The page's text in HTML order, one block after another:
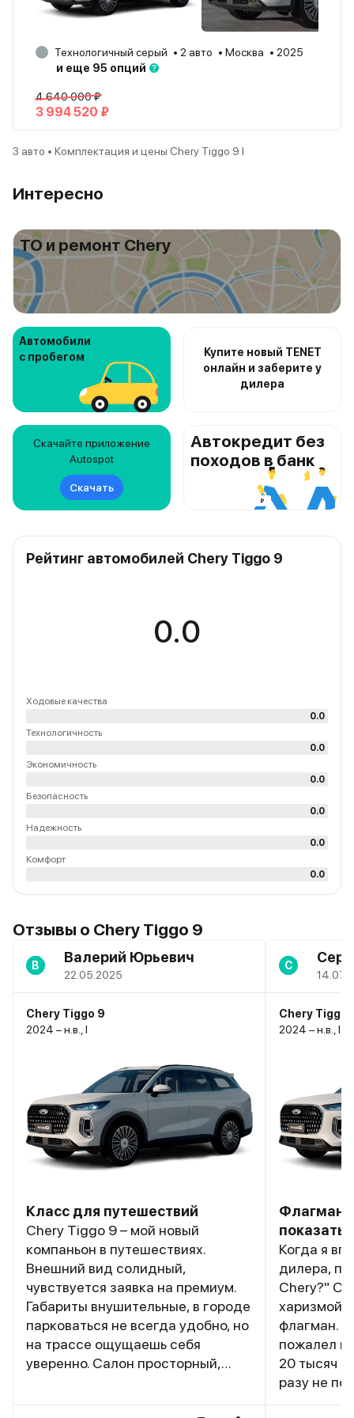
Технологичный серый 2 авто Москва
2025
и еще 95 опций
4 640 000 ₽
3 994 520 ₽
3 авто • Комплектация и цены Chery Tiggo 9 I
Интересно
ТО и ремонт Chery
Автомобили
с пробегом
Купите новый TENET
онлайн и заберите у
дилера
Скачайте приложение
Autospot
Скачать
Автокредит без
походов в банк
Рейтинг автомобилей Chery Tiggo 9
0.0
Ходовые качества
0.0
Технологичность
0.0
Экономичность
0.0
Безопасность
0.0
Надежность
0.0
Комфорт
0.0
Отзывы о Chery Tiggo 9
В Валерий Юрьевич
22.05.2025
Chery Tiggo 9
2024 – н.в., I
Класс для путешествий
Chery Tiggo 9 – мой новый
компаньон в путешествиях.
Внешний вид солидный,
чувствуется заявка на премиум.
Габариты внушительные, в городе
парковаться не всегда удобно, но
на трассе ощущаешь себя
уверенно. Салон просторный,
С
Chery Tiggo
2024 – н.в., I
Флагман,
показать
Когда я
дилера,
Chery?"
харизмой
флагман.
пожалел
20 тысяч
разу не